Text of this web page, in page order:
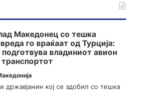
Македонец со тешка
го враќаат од Турција:
подготвува владиниот авион
транспортот
државјанин кој се здобил со тешка